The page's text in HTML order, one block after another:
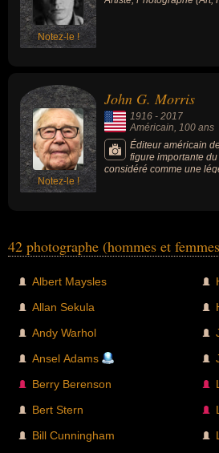
Notez-le !
Notez-le !
John G. Morris
1916 - 2017
Américain, 100 ans
Éditeur américain
figure importante
considéré comme une
photojournalisme du
pour avoir édité les
Magnum (coopérative
créée en 1947 par
important.
42 photographe (hommes et
Albert Maysles
Allan Sekula
Andy Warhol
Ansel Adams
Berry Berenson
Bert Stern
Bill Cunningham